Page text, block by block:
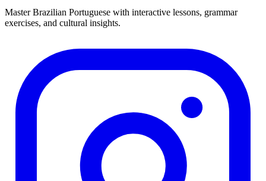
Master Brazilian Portuguese with interactive lessons, grammar
exercises, and cultural insights.